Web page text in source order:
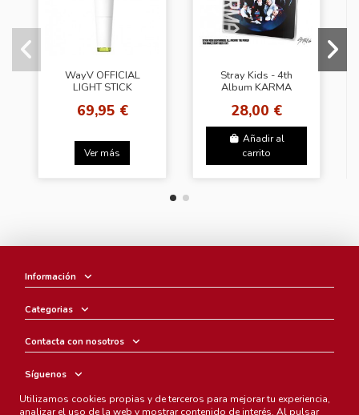
WayV OFFICIAL
LIGHT STICK
69,95 €
Ver más
Stray Kids - 4th
Album KARMA
Random Photocard
(BDM)
28,00 €
Añadir al
carrito
Información
Categorias
Contacta con nosotros
Síguenos
Boletín
Utilizamos cookies propias y de terceros para mejorar tu experiencia,
analizar el uso de la web y mostrar contenido de interés. Al pulsar